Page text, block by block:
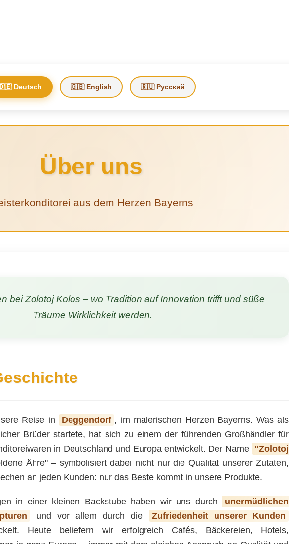
Deutsch 🇬🇧 English 🇷🇺 Русский
Über uns
aus dem Herzen Bayerns
bei Zolotoj Kolos – wo Tradition auf Innovation trifft und süße
Träume Wirklichkeit werden.
Reise in Deggendorf , im malerischen Herzen Bayerns. Was als
Brüder startete, hat sich zu einem der führenden Großhändler für
in Deutschland und Europa entwickelt. Der Name "Zolotoj
Ähre" – symbolisiert dabei nicht nur die Qualität unserer Zutaten,
an jeden Kunden: nur das Beste kommt in unsere Produkte.
in einer kleinen Backstube haben wir uns durch
unermüdlichen
und vor allem durch die
Zufriedenheit unserer Kunden
Heute beliefern wir erfolgreich Cafés, Bäckereien, Hotels,